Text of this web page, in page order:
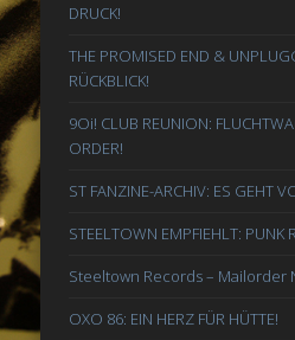
DRUCK!
THE PROMISED END &
RÜCKBLICK!
9Oi! CLUB REUNION:
ORDER!
ST FANZINE-ARCHIV: ES GEHT
STEELTOWN EMPFIEHLT: PUNK
Steeltown Records – Mailorder
OXO 86: EIN HERZ FÜR HÜTTE!